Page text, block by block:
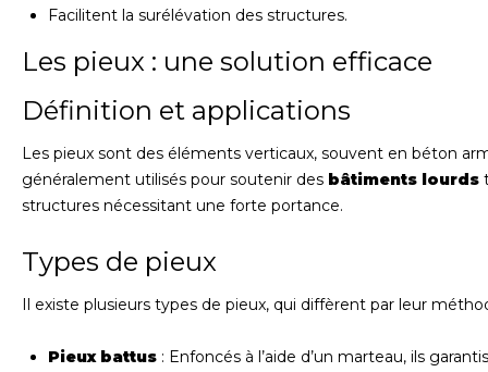
Facilitent la surélévation des structures.
Les pieux : une solution efficace
Définition et applications
Les pieux sont des éléments verticaux, souvent en béton
généralement utilisés pour soutenir des bâtiments lourds
structures nécessitant une forte portance.
Types de pieux
Il existe plusieurs types de pieux, qui diffèrent par leur
Pieux battus : Enfoncés à l’aide d’un marteau, ils